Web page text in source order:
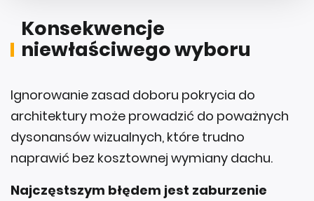
Konsekwencje
niewłaściwego wyboru
Ignorowanie zasad doboru pokrycia do
architektury może prowadzić do poważnych
dysonansów wizualnych, które trudno
naprawić bez kosztownej wymiany dachu.
Najczęstszym błędem jest zaburzenie